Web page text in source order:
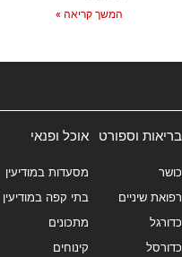
המשך קריאה »
בריאות וספורט
כושר
רפואת שיניים
כדורגל
כדורסל
אוכל ופנאי
מסעדות במודיעין
בתי קפה במודיעין
מתכונים
קינוחים